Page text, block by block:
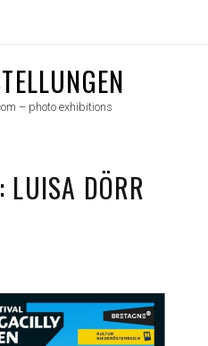
– photo exhibitions
LUISA DÖRR